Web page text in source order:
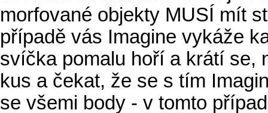
morfované objekty MUSÍ mít
případě vás Imagine vykáže
svíčka pomalu hoří a krátí se,
kus a čekat, že se s tím
se všemi body - v tomto